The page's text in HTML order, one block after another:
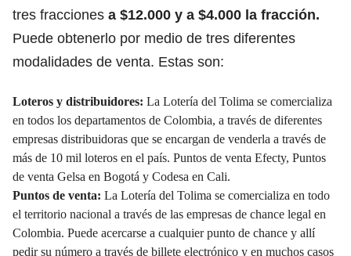
tres fracciones a $12.000 y a $4.000 la fracción.
Puede obtenerlo por medio de tres diferentes
modalidades de venta. Estas son:
Loteros y distribuidores: La Lotería del Tolima se comercializa
en todos los departamentos de Colombia, a través de diferentes
empresas distribuidoras que se encargan de venderla a través de
más de 10 mil loteros en el país. Puntos de venta Efecty, Puntos
de venta Gelsa en Bogotá y Codesa en Cali.
Puntos de venta: La Lotería del Tolima se comercializa en todo
el territorio nacional a través de las empresas de chance legal en
Colombia. Puede acercarse a cualquier punto de chance y allí
pedir su número a través de billete electrónico y en muchos casos